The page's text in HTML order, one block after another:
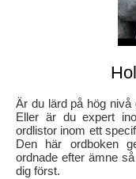
Är du lärd på hög nivå
Eller är du expert
ordlistor inom ett
Den här ordboken
ordnade efter ämne
dig först.